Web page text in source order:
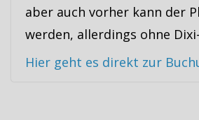
aber auch vorher kann der
werden, allerdings ohne
Hier geht es direkt zur